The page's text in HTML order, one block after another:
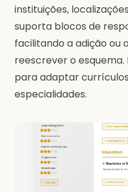
instituições,
suporta blocos de
facilitando a adição ou
reescrever o
para adaptar
especialidades.